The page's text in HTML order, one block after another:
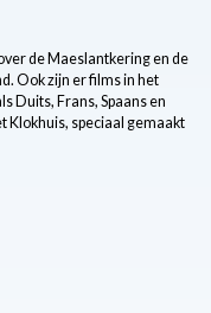
de Maeslantkering en de
Ook zijn er films in het
Duits, Frans, Spaans en
Klokhuis, speciaal gemaakt